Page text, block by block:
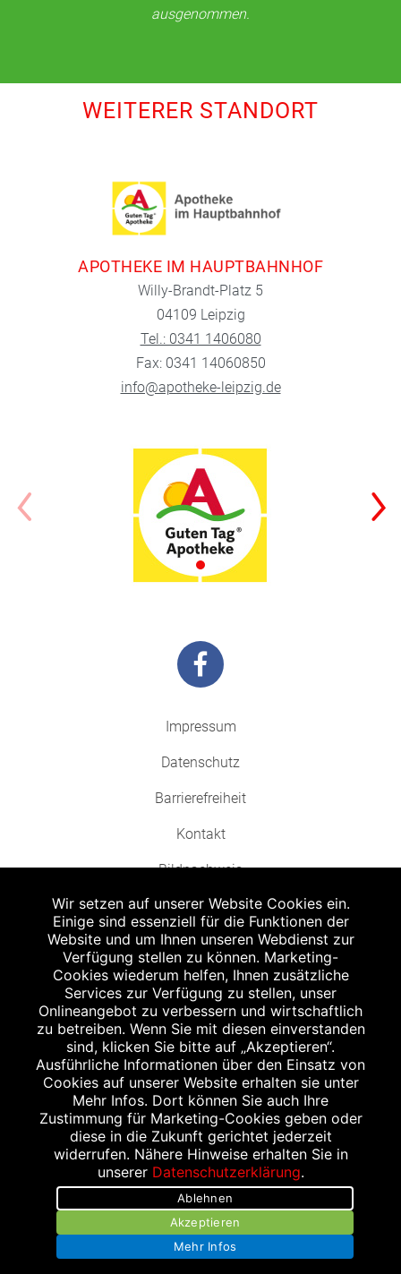
ausgenommen.
WEITERER STANDORT
APOTHEKE IM HAUPTBAHNHOF
Willy-Brandt-Platz 5
04109 Leipzig
Tel.: 0341 1406080
Fax: 0341 14060850
info@apotheke-leipzig.de
Impressum
Datenschutz
Barrierefreiheit
Kontakt
Bildnachweis
Abgabe in haushaltsüblichen Mengen, solange der Vorrat reicht. Für Druck-
und Satzfehler keine Haftung.
Zu Risiken und Nebenwirkungen lesen Sie die Packungsbeilage und fragen
Sie Ihren Arzt oder Apotheker.
Angabe nach der deutschen Arzneimitteltaxe Apothekenerstattungspreis
(AEP). Der AEP ist keine unverbindliche Preisempfehlung der Hersteller. Der
AEP ist ein von den Apotheken in Ansatz gebrachter Preis für rezeptfreie
Arzneimittel. Er entspricht in der Höhe dem für Apotheken verbindlichen
Abgabepreis, zu dem eine Apotheke in bestimmten Fällen (z.B. bei Kindern
unter 12 Jahren) das Produkt mit der gesetzlichen Krankenversicherung
abrechnet. Der AEP ist der allgemeine Erstattungspreis im Falle einer
Kostenübernahme durch die gesetzlichen Krankenkassen, vor Abzug eines
Zwangsrabattes (zur Zeit 5%) nach §130 Abs. 1 SGB V.
Unverbindliche Preisempfehlung des Herstellers (UVP).
powered by apovena.de
Wir setzen auf unserer Website Cookies ein.
Einige sind essenziell für die Funktionen der
Website und um Ihnen unseren Webdienst zur
Verfügung stellen zu können. Marketing-
Cookies wiederum helfen, Ihnen zusätzliche
Services zur Verfügung zu stellen, unser
Onlineangebot zu verbessern und wirtschaftlich
zu betreiben. Wenn Sie mit diesen einverstanden
sind, klicken Sie bitte auf „Akzeptieren“.
Ausführliche Informationen über den Einsatz von
Cookies auf unserer Website erhalten sie unter
Mehr Infos. Dort können Sie auch Ihre
Zustimmung für Marketing-Cookies geben oder
diese in die Zukunft gerichtet jederzeit
widerrufen. Nähere Hinweise erhalten Sie in
unserer Datenschutzerklärung.
Ablehnen
Akzeptieren
Mehr Infos